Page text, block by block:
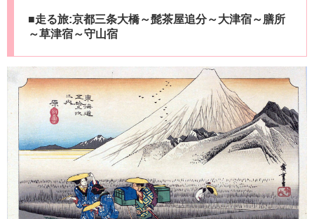
■走る旅:京都三条大橋～髭茶屋追分～大津宿～膳所
～草津宿～守山宿